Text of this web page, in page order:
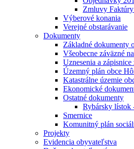
Zmluvy Faktúry
Výberové konania
Verejné obstarávanie
Dokumenty
Základné dokumenty
Všeobecne záväzné
Uznesenia a
Územný plán obce
Katastrálne územie
Ekonomické
Ostatné dokumenty
Rybársky lístok
Smernice
Komunitný plán
Projekty
Evidencia obyvateľstva